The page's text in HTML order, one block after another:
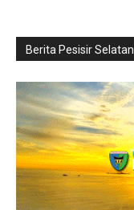
Berita Pesisir Selatan